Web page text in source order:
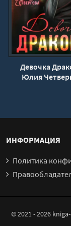
Девочка
Юлия
ИНФОРМАЦИЯ
Политика
© 2021 - 2026